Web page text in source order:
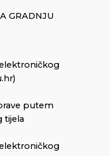
GRADNJU
putem
tijela